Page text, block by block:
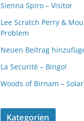
Sienna Spiro – Visitor
Lee Scratch Perry &
Problem
Neuen Beitrag
La Securité – Bingo!
Woods of Birnam –
Kategorien